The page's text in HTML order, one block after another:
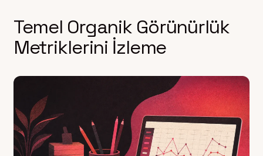
Temel Organik Görünürlük
Metriklerini İzleme